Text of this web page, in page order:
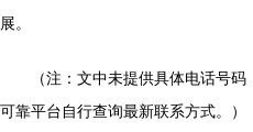
展。
（注：文中未提供具体电话号
可靠平台自行查询最新联系方式。）